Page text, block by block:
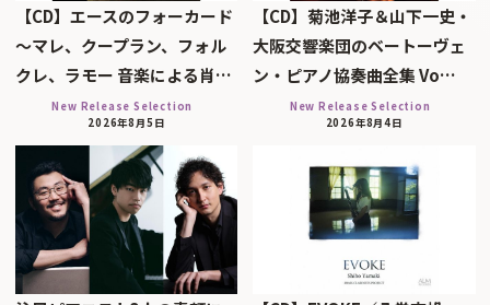
【CD】エースのフォーカード
～マレ、クープラン、フォル
クレ、ラモー 音楽による肖…
New Release Selection
2026年8月5日
【CD】菊池洋子＆山下一史・
大阪交響楽団のベートーヴェ
ン・ピアノ協奏曲全集 Vo…
New Release Selection
2026年8月4日